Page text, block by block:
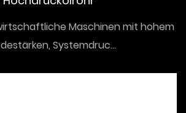
Maschinen mit hohem
Systemdruc...